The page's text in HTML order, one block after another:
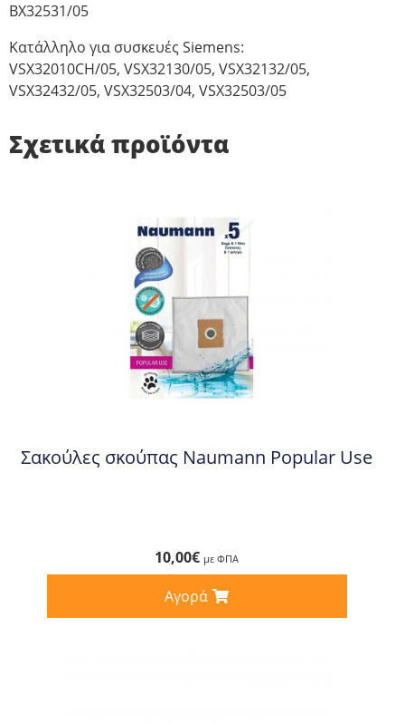
BX32531/05
Κατάλληλο για συσκευές Siemens:
VSX32010CH/05, VSX32130/05, VSX32132/05,
VSX32432/05, VSX32503/04, VSX32503/05
Σχετικά προϊόντα
Σακούλες σκούπας Naumann Popular Use
10,00€ με ΦΠΑ
Αγορά